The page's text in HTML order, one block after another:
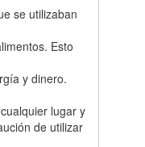
se utilizaban
Esto
y dinero.
lugar y
de utilizar